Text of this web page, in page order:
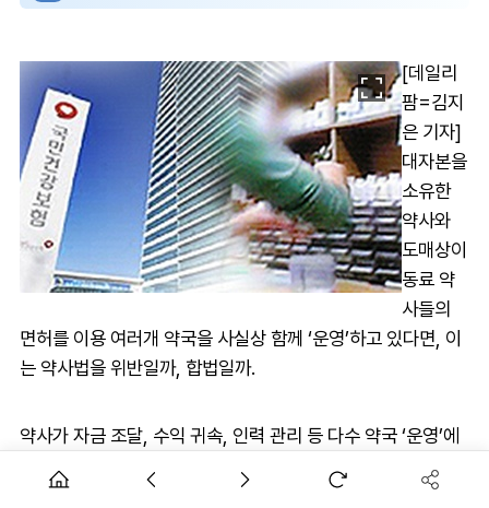
[데일리
팜=김지
은 기자]
대자본을
소유한
약사와
도매상이
동료 약
사들의
면허를 이용 여러개 약국을 사실상 함께 ‘운영’하고 있다면, 이
는 약사법을 위반일까, 합법일까.
약사가 자금 조달, 수익 귀속, 인력 관리 등 다수 약국 ‘운영’에
관여하고 있어도 '개설'과는 별개라면 이는 법 위반으로 볼 수
없다는 수사 기관의 판단이 나와 파장이 예상된다.